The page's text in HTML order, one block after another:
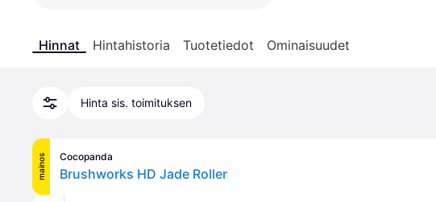
Hinnat Hintahistoria Tuotetiedot Ominaisuudet
Hinta sis. toimituksen
mainos Cocopanda
Brushworks HD Jade Roller